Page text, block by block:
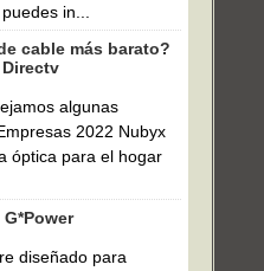
in...
cable más barato?
algunas
2022 Nubyx
óptica para el hogar
diseñado para